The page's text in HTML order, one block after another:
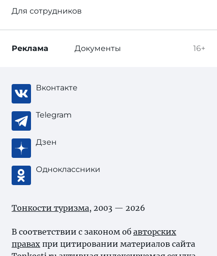
Для сотрудников
16+
Реклама Документы
Вконтакте
Telegram
Дзен
Одноклассники
Тонкости туризма, 2003 — 2026
В соответствии с законом об авторских
правах при цитировании материалов сайта